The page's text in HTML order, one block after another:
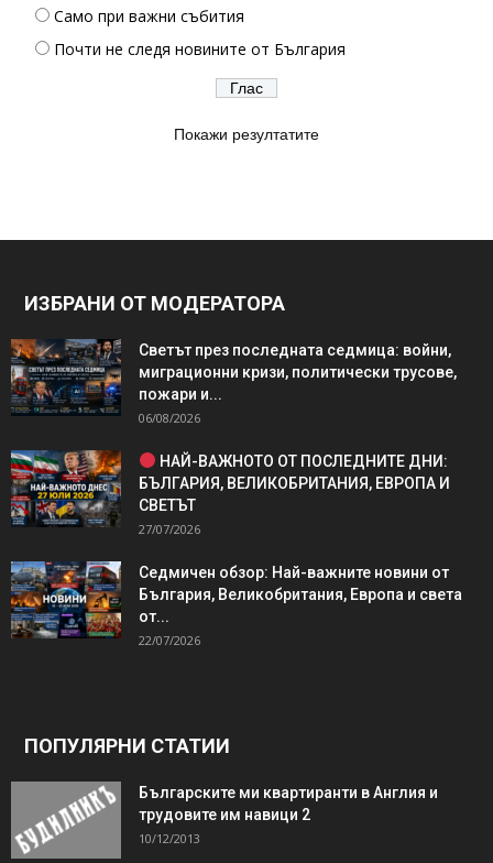
Само при важни събития
Почти не следя новините от България
Покажи резултатите
ИЗБРАНИ ОТ МОДЕРАТОРА
Светът през последната седмица: войни,
миграционни кризи, политически трусове,
пожари и...
06/08/2026
НАЙ-ВАЖНОТО ОТ ПОСЛЕДНИТЕ ДНИ:
БЪЛГАРИЯ, ВЕЛИКОБРИТАНИЯ, ЕВРОПА И
СВЕТЪТ
27/07/2026
Седмичен обзор: Най-важните новини от
България, Великобритания, Европа и света
от...
22/07/2026
ПОПУЛЯРНИ СТАТИИ
Българските ми квартиранти в Англия и
трудовите им навици 2
10/12/2013